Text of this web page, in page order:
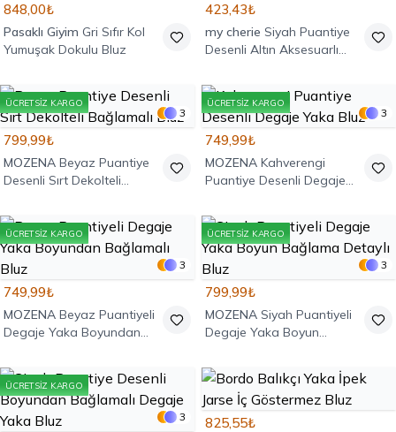
848,00₺
Pasaklı Giyim Gri Sıfır Kol
Yumuşak Dokulu Bluz
423,43₺
my cherie Siyah Puantiye
Desenli Altın Aksesuarlı
ÜCRETSIZ KARGO
3
799,99₺
MOZENA Beyaz Puantiye
Desenli Sırt Dekolteli
ÜCRETSIZ KARGO
3
749,99₺
MOZENA Kahverengi
Puantiye Desenli Degaje
ÜCRETSIZ KARGO
3
749,99₺
MOZENA Beyaz Puantiyeli
Degaje Yaka Boyundan
ÜCRETSIZ KARGO
3
799,99₺
MOZENA Siyah Puantiyeli
Degaje Yaka Boyun
ÜCRETSIZ KARGO
3 825,55₺